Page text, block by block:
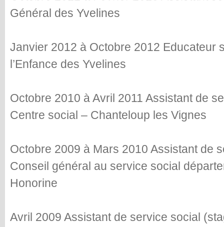
Général des Yvelines
Janvier 2012 à Octobre 2012 Educateur
l’Enfance des Yvelines
Octobre 2010 à Avril 2011 Assistant de
Centre social – Chanteloup les Vignes
Octobre 2009 à Mars 2010 Assistant de
Conseil général au service social
Honorine
Avril 2009 Assistant de service social